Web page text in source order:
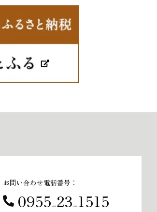
お問い合わせ電話番号：
0955₋23₋1515